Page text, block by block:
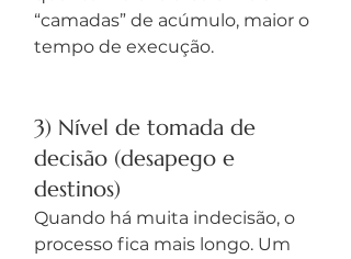
“camadas” de acúmulo, maior o
tempo de execução.
3) Nível de tomada de
decisão (desapego e
destinos)
Quando há muita indecisão, o
processo fica mais longo. Um